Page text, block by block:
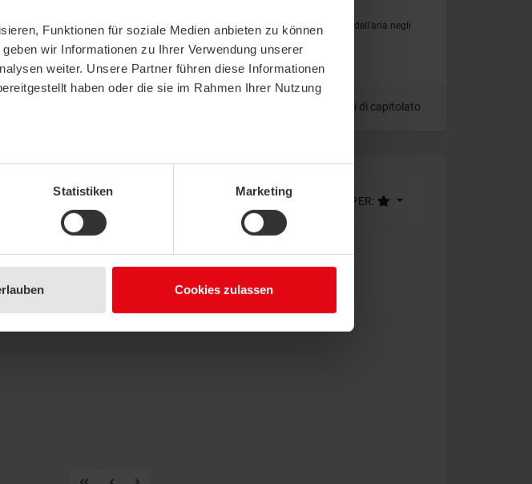
Funktionen für soziale Medien anbieten zu können
wir Informationen zu Ihrer Verwendung unserer
weiter. Unsere Partner führen diese Informationen
haben oder die sie im Rahmen Ihrer Nutzung
Statistiken Marketing
Cookies zulassen
differenziale per la visualizzazione e il monitoraggio affidabile della pressione dell'aria negli
Testi di capitolato
LISTA DI
COMPARAZIONE
ORDINA PER: